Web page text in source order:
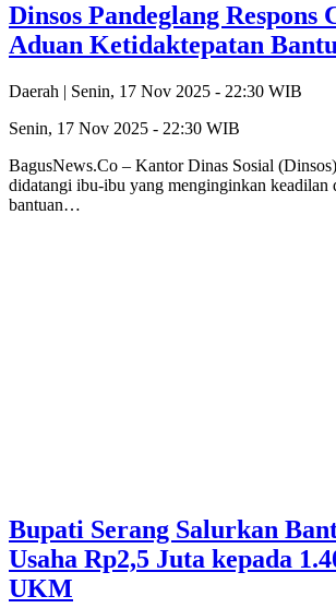
Dinsos Pandeglang Respons
Aduan Ketidaktepatan
Daerah | Senin, 17 Nov 2025 - 22:30 WIB
Senin, 17 Nov 2025 - 22:30 WIB
BagusNews.Co – Kantor Dinas Sosial
didatangi ibu-ibu yang menginginkan keadilan
bantuan…
Bupati Serang Salurkan
Usaha Rp2,5 Juta kepada
UKM